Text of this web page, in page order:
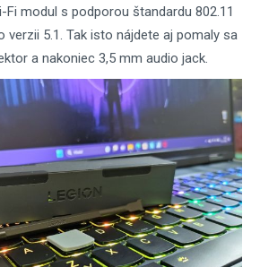
modul s podporou štandardu 802.11
verzii 5.1. Tak isto nájdete aj pomaly sa
a nakoniec 3,5 mm audio jack.